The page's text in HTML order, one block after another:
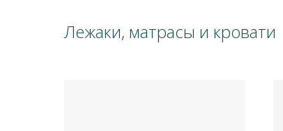
Лежаки, матрасы и кровати